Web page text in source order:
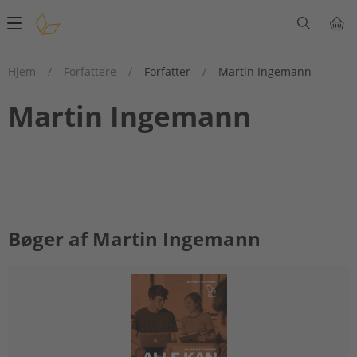
Main
Hjem
/ Forfattere / Forfatter / Martin Ingemann
Martin Ingemann
Bøger af Martin Ingemann